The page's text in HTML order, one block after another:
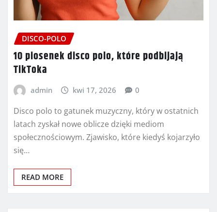
DISCO-POLO
10 piosenek disco polo, które podbijają
TikToka
admin kwi 17, 2026 0
Disco polo to gatunek muzyczny, który w ostatnich
latach zyskał nowe oblicze dzięki mediom
społecznościowym. Zjawisko, które kiedyś kojarzyło
się…
READ MORE